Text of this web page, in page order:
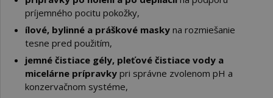
príjemného pocitu pokožky,
ílové, bylinné a práškové masky na rozmiešanie
tesne pred použitím,
jemné čistiace gély, pleťové čistiace vody a
micelárne prípravky pri správne zvolenom pH a
konzervačnom systéme,